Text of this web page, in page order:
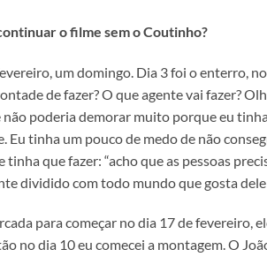
o filme sem o Coutinho?
um domingo. Dia 3 foi o enterro,
de fazer? O que agente vai fazer?
não poderia demorar muito porque eu
Eu tinha um pouco de medo de não
tinha que fazer: “acho que as pessoas
dividido com todo mundo que gosta dele
para começar no dia 17 de fevereiro,
no dia 10 eu comecei a montagem. O